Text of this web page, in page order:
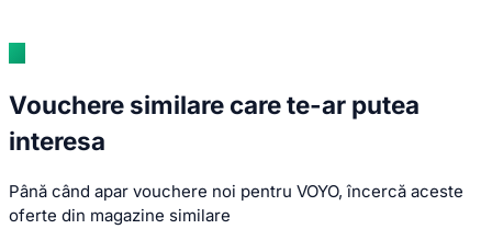
Vouchere similare care te-ar putea
interesa
Până când apar vouchere noi pentru VOYO, încercă aceste
oferte din magazine similare